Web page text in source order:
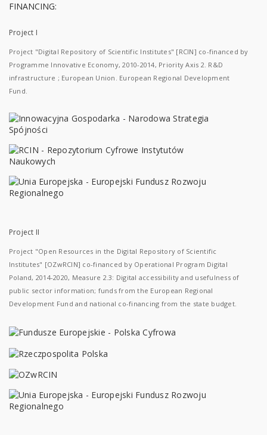
FINANCING:
Project I
Project "Digital Repository of Scientific Institutes" [RCIN] co-financed by
Programme Innovative Economy, 2010-2014, Priority Axis 2. R&D
infrastructure ; European Union. European Regional Development
Fund.
Project II
Project "Open Resources in the Digital Repository of Scientific
Institutes" [OZwRCIN] co-financed by Operational Program Digital
Poland, 2014-2020, Measure 2.3: Digital accessibility and usefulness of
public sector information; funds from the European Regional
Development Fund and national co-financing from the state budget.